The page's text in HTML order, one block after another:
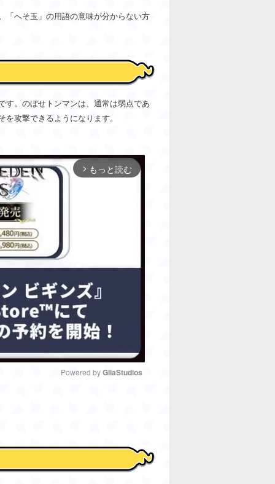
「へそ玉」の用語の意味が分からない方
す。のぼせトンマンは、通常は弱点であ
攻撃できるようになります。
arrow_forward_ios もっと読む
Powered by GliaStudios